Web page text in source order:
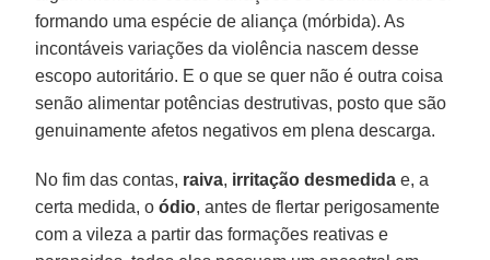
formando uma espécie de aliança (mórbida). As
incontáveis variações da violência nascem desse
escopo autoritário. E o que se quer não é outra coisa
senão alimentar potências destrutivas, posto que são
genuinamente afetos negativos em plena descarga.
No fim das contas, raiva, irritação desmedida e, a
certa medida, oódio, antes de flertar perigosamente
com a vileza a partir das formações reativas e